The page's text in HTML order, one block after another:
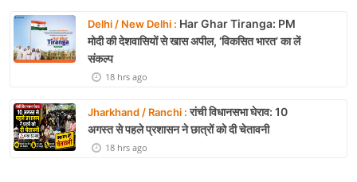
Delhi / New Delhi : Har Ghar Tiranga: PM
मोदी की देशवासियों से खास अपील, ‘विकसित भारत’ का लें
संकल्प
18 hrs ago
Jharkhand / Ranchi :रांची विधानसभा घेराव: 10
अगस्त से पहले प्रशासन ने छात्रों को दी चेतावनी
18 hrs ago